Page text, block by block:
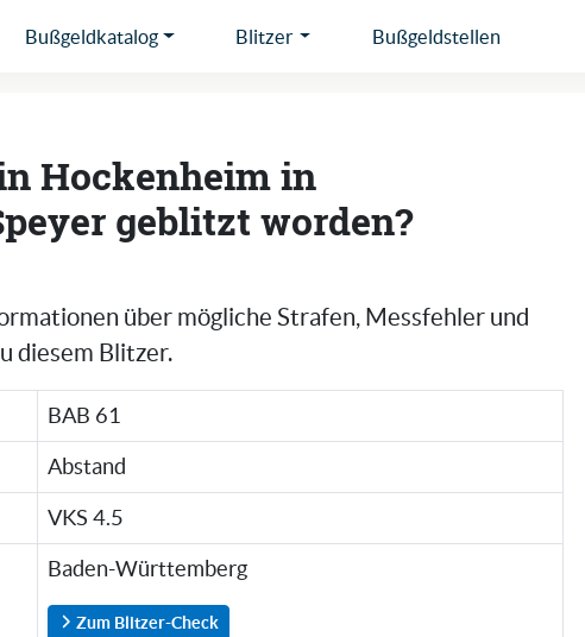
Bußgeldkatalog Blitzer Bußgeldstellen
Hockenheim in
geblitzt worden?
über mögliche Strafen, Messfehler und
diesem Blitzer.
BAB 61
Abstand
VKS 4.5
Baden-Württemberg
Zum Blitzer-Check